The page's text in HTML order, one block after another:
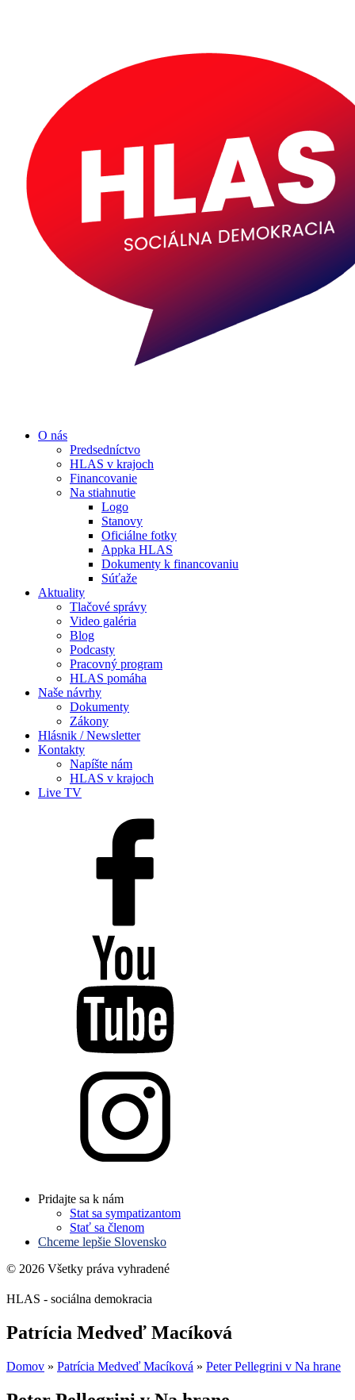
O nás
Predsedníctvo
HLAS v krajoch
Financovanie
Na stiahnutie
Logo
Stanovy
Oficiálne fotky
Appka HLAS
Dokumenty k financovaniu
Súťaže
Aktuality
Tlačové správy
Video galéria
Blog
Podcasty
Pracovný program
HLAS pomáha
Naše návrhy
Dokumenty
Zákony
Hlásnik / Newsletter
Kontakty
Napíšte nám
HLAS v krajoch
Live TV
Pridajte sa k nám
Stat sa sympatizantom
Stať sa členom
Chceme lepšie Slovensko
© 2026 Všetky práva vyhradené
HLAS - sociálna demokracia
Patrícia Medveď Macíková
Domov » Patrícia Medveď Macíková » Peter Pellegrini v Na hrane